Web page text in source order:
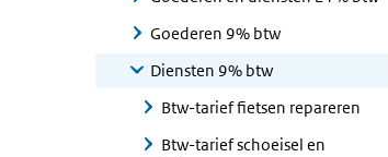
Goederen 9% btw
Diensten 9% btw
Btw-tarief fietsen repareren
Btw-tarief schoeisel en